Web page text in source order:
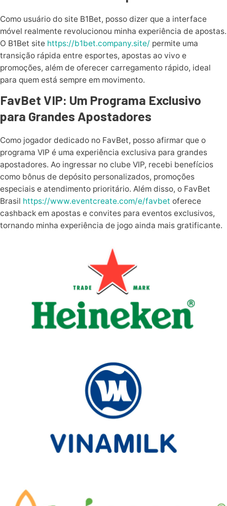
Como usuário do site B1Bet, posso dizer que a interface
móvel realmente revolucionou minha experiência de apostas.
O B1Bet site https://b1bet.company.site/ permite uma
transição rápida entre esportes, apostas ao vivo e
promoções, além de oferecer carregamento rápido, ideal
para quem está sempre em movimento.
FavBet VIP: Um Programa Exclusivo
para Grandes Apostadores
Como jogador dedicado no FavBet, posso afirmar que o
programa VIP é uma experiência exclusiva para grandes
apostadores. Ao ingressar no clube VIP, recebi benefícios
como bônus de depósito personalizados, promoções
especiais e atendimento prioritário. Além disso, o FavBet
Brasil https://www.eventcreate.com/e/favbet oferece
cashback em apostas e convites para eventos exclusivos,
tornando minha experiência de jogo ainda mais gratificante.